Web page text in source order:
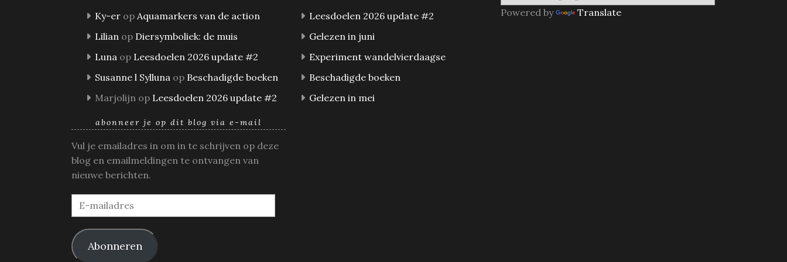
Ky-er op Aquamarkers van de action
Lilian op Diersymboliek: de muis
Luna op Leesdoelen 2026 update #2
Susanne l Sylluna op Beschadigde boeken
Marjolijn op Leesdoelen 2026 update #2
Leesdoelen 2026 update #2
Gelezen in juni
Experiment wandelvierdaagse
Beschadigde boeken
Gelezen in mei
Powered by Translate
abonneer je op dit blog via e-mail
Vul je emailadres in om in te schrijven op deze
blog en emailmeldingen te ontvangen van
nieuwe berichten.
E-
mailadres
Abonneren